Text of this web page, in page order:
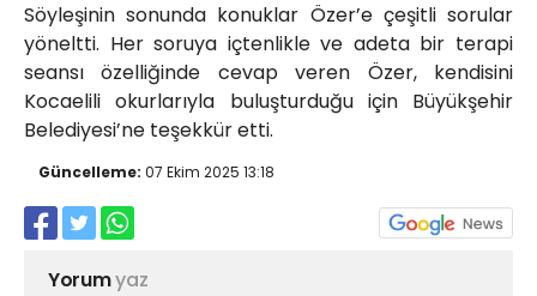
Söyleşinin sonunda konuklar Özer’e çeşitli sorular
yöneltti. Her soruya içtenlikle ve adeta bir terapi
seansı özelliğinde cevap veren Özer, kendisini
Kocaelili okurlarıyla buluşturduğu için Büyükşehir
Belediyesi’ne teşekkür etti.
Güncelleme: 07 Ekim 2025 13:18
Yorumyaz